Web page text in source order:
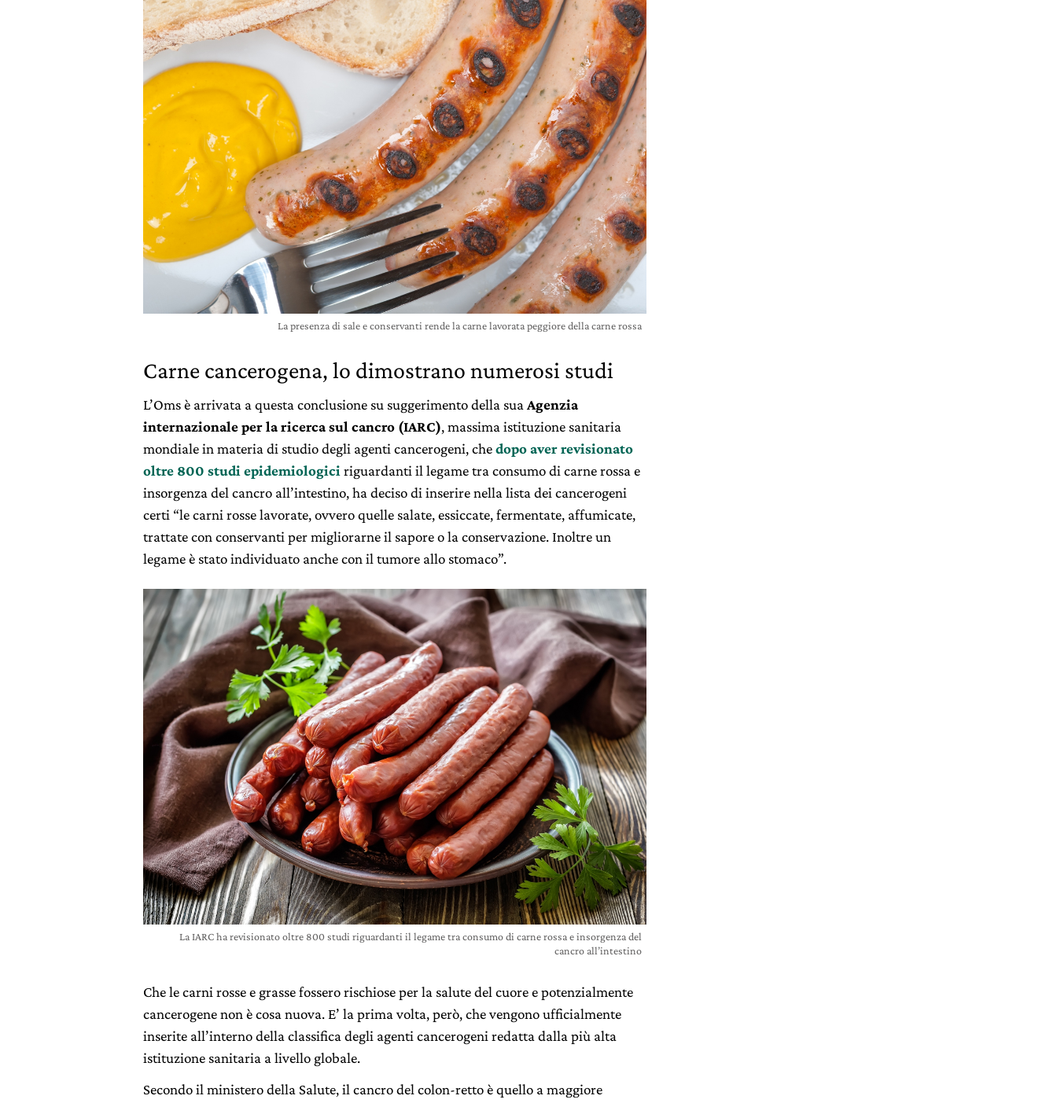
La presenza di sale e conservanti rende la carne lavorata peggiore della carne rossa
Carne cancerogena, lo dimostrano numerosi studi
L’Oms è arrivata a questa conclusione su suggerimento della sua Agenzia
internazionale per la ricerca sul cancro (IARC), massima istituzione sanitaria
mondiale in materia di studio degli agenti cancerogeni, chedopo aver revisionato
oltre 800 studi epidemiologici riguardanti il legame tra consumo di carne rossa e
insorgenza del cancro all’intestino, ha deciso di inserire nella lista dei cancerogeni
certi “le carni rosse lavorate, ovvero quelle salate, essiccate, fermentate, affumicate,
trattate con conservanti per migliorarne il sapore o la conservazione. Inoltre un
legame è stato individuato anche con il tumore allo stomaco”.
La IARC ha revisionato oltre 800 studi riguardanti il legame tra consumo di carne rossa e insorgenza del
cancro all’intestino
Che le carni rosse e grasse fossero rischiose per la salute del cuore e potenzialmente
cancerogene non è cosa nuova. E’ la prima volta, però, che vengono ufficialmente
inserite all’interno della classifica degli agenti cancerogeni redatta dalla più alta
istituzione sanitaria a livello globale.
Secondo il ministero della Salute, il cancro del colon-retto è quello a maggiore